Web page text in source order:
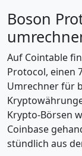
Boson
Auf Cointable
Protocol, einen
Umrechner für
Krypto-Börsen
Coinbase
stündlich aus